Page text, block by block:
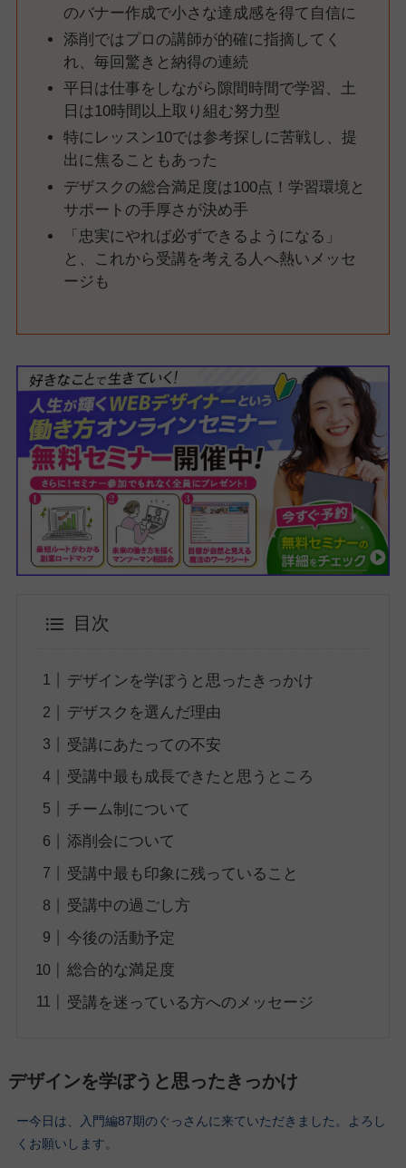
のバナー作成で小さな達成感を得て自信に
添削ではプロの講師が的確に指摘してく
れ、毎回驚きと納得の連続
平日は仕事をしながら隙間時間で学習、土
日は10時間以上取り組む努力型
特にレッスン10では参考探しに苦戦し、提
出に焦ることもあった
デザスクの総合満足度は100点！学習環境と
サポートの手厚さが決め手
「忠実にやれば必ずできるようになる」
と、これから受講を考える人へ熱いメッセ
ージも
目次
デザインを学ぼうと思ったきっかけ
デザスクを選んだ理由
受講にあたっての不安
受講中最も成長できたと思うところ
チーム制について
添削会について
受講中最も印象に残っていること
受講中の過ごし方
今後の活動予定
総合的な満足度
受講を迷っている方へのメッセージ
デザインを学ぼうと思ったきっかけ
ー今日は、入門編87期のぐっさんに来ていただきました。よろし
くお願いします。